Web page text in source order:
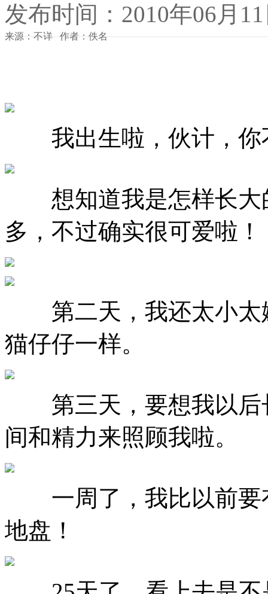
发布时间：2010年06月
来源：不详 作者：佚名
我出生啦，伙计，你
想知道我是怎样长大
多，不过确实很可爱啦！
第二天，我还太小太
猫仔仔一样。
第三天，要想我以后
间和精力来照顾我啦。
一周了，我比以前要
地盘！